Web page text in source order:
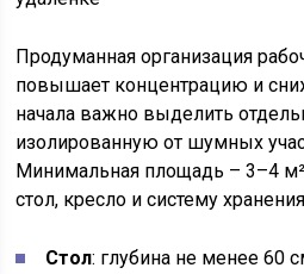
Продуманная организация
повышает концентрацию и
начала важно выделить
изолированную от шумных
Минимальная площадь – 3–4
стол, кресло и систему
Стол: глубина не менее 60